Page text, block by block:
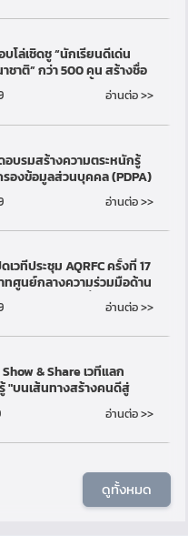
โล่เชิดชู “นักเรียนดีเด่น
าชาติ” กว่า 500 คน สร้างชื่อ
นานาชาติ ตอกย้ำความเป็น
...
อ่านต่อ >>
อบรมสร้างความตระหนักรู้
องข้อมูลส่วนบุคคล (PDPA)
ตรฐานการคุ้มครองข้อมูล
อกชน
อ่านต่อ >>
เวทีประชุม AQRFC ครั้งที่ 17
ศูนย์กลางความร่วมมือด้าน
มิภาคอาเซียน เชื่อมคุณวุฒิ-
อ่านต่อ >>
& Share เวทีแลก
"บนเส้นทางสร้างคนดีสู่
(On the Path to
...
อ่านต่อ >>
ดูทั้งหมด